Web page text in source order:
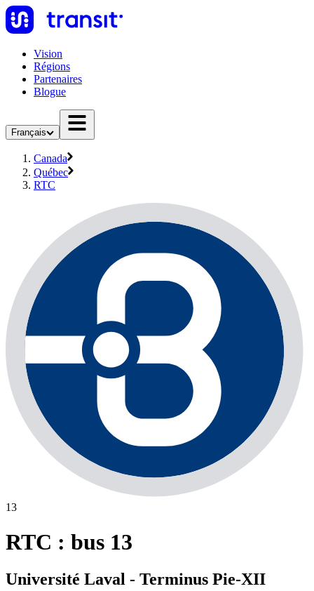
Vision
Régions
Partenaires
Blogue
Français
Canada
Québec
RTC
13
RTC : bus 13
Université Laval - Terminus Pie-XII